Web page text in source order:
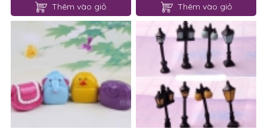
Thêm vào giỏ Thêm vào giỏ